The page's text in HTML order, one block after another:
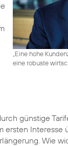
„Eine hohe
eine robuste
günstige
ersten
Wie